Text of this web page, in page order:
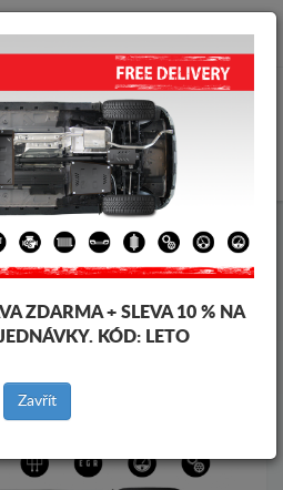
pod motor Dacia Duster I
vozidel
na produkty
ZDARMA + SLEVA 10 % NA
KÓD: LETO
Zavřít